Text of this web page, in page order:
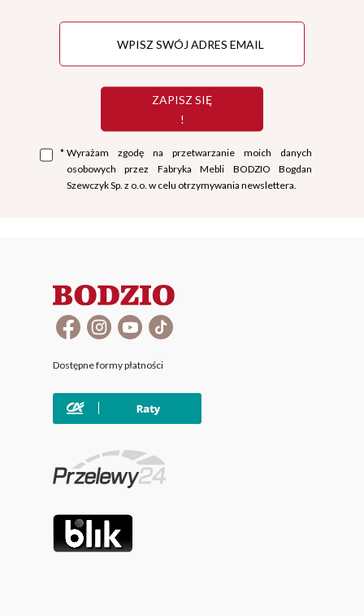
ZAPISZ SIĘ
!
* Wyrażam zgodę na przetwarzanie moich danych
osobowych przez Fabryka Mebli BODZIO Bogdan
Szewczyk Sp. z o.o. w celu otrzymywania newslettera.
Dostępne formy płatności